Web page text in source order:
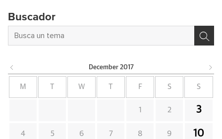
Buscador
December 2017
M W F S S
1 2 3
4 5 6 7 8 9 10